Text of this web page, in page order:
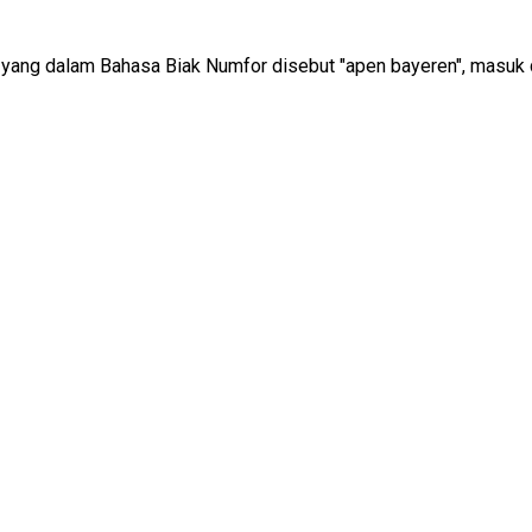
dalam Bahasa Biak Numfor disebut "apen bayeren", masuk